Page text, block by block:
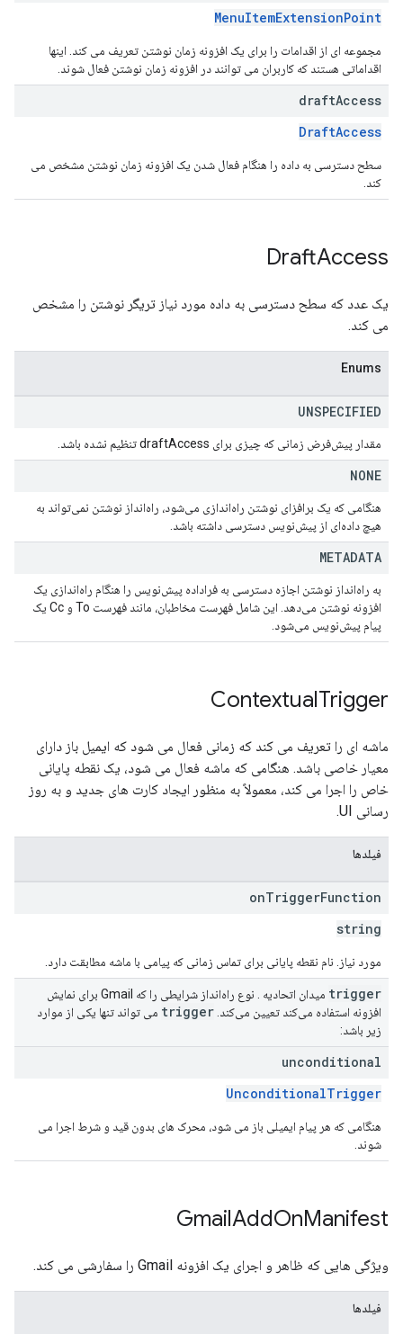
MenuItemExtensionPoint
مجموعه ای از اقدامات را برای یک افزونه زمان نوشتن تعریف می کند. اینها
اقداماتی هستند که کاربران می توانند در افزونه زمان نوشتن فعال شوند.
draftAccess
DraftAccess
سطح دسترسی به داده را هنگام فعال شدن یک افزونه زمان نوشتن مشخص می
کند.
DraftAccess
یک عدد که سطح دسترسی به داده مورد نیاز تریگر نوشتن را مشخص
می کند.
Enums
UNSPECIFIED
مقدار پیش‌فرض زمانی که چیزی برای draftAccess تنظیم نشده باشد.
NONE
هنگامی که یک برافزای نوشتن راه‌اندازی می‌شود، راه‌انداز نوشتن نمی‌تواند به
هیچ داده‌ای از پیش‌نویس دسترسی داشته باشد.
METADATA
به راه‌انداز نوشتن اجازه دسترسی به فراداده پیش‌نویس را هنگام راه‌اندازی یک
افزونه نوشتن می‌دهد. این شامل فهرست مخاطبان، مانند فهرست To و Cc یک
پیام پیش‌نویس می‌شود.
ContextualTrigger
ماشه ای را تعریف می کند که زمانی فعال می شود که ایمیل باز دارای
معیار خاصی باشد. هنگامی که ماشه فعال می شود، یک نقطه پایانی
خاص را اجرا می کند، معمولاً به منظور ایجاد کارت های جدید و به روز
رسانی UI.
فیلدها
onTriggerFunction
string
مورد نیاز. نام نقطه پایانی برای تماس زمانی که پیامی با ماشه مطابقت دارد.
trigger
میدان اتحادیه . نوع راه‌انداز شرایطی را که Gmail برای نمایش
افزونه استفاده می‌کند تعیین می‌کند. trigger می تواند تنها یکی از موارد
زیر باشد:
unconditional
UnconditionalTrigger
هنگامی که هر پیام ایمیلی باز می شود، محرک های بدون قید و شرط اجرا می
شوند.
GmailAddOnManifest
ویژگی هایی که ظاهر و اجرای یک افزونه Gmail را سفارشی می کند.
فیلدها